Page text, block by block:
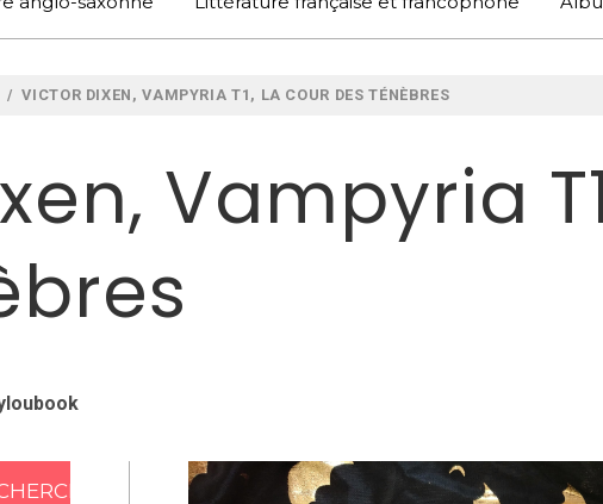
VICTOR DIXEN, VAMPYRIA T1, LA COUR DES TÉNÈBRES
Vampyria